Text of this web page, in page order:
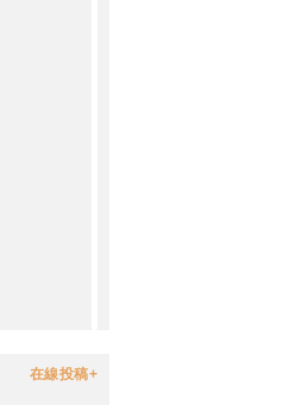
在線投稿+